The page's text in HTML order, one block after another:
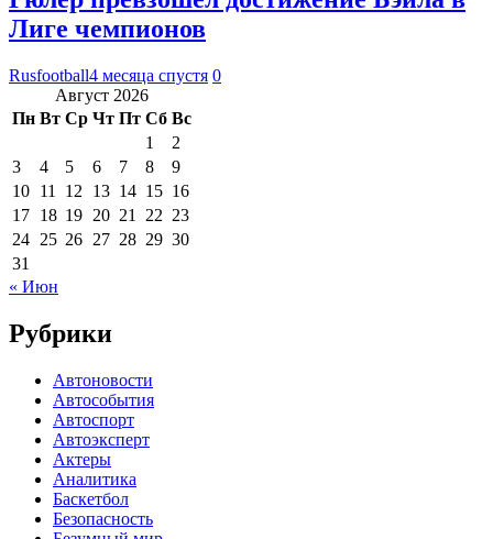
Лиге чемпионов
Rusfootball4 месяца спустя 0
Август 2026
Пн Вт Ср Чт Пт Сб Вс
1
2
3
4 5 6 7 8
9
10 11 12 13 14 15 16
17 18 19 20 21 22 23
24 25 26 27 28 29 30
31
« Июн
Рубрики
Автоновости
Автособытия
Автоспорт
Автоэксперт
Актеры
Аналитика
Баскетбол
Безопасность